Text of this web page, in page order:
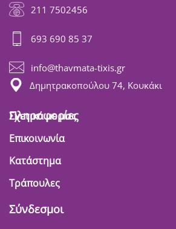
211 7502456
693 690 85 37
info@thavmata-tixis.gr
Δημητρακοπούλου 74, Κουκάκι
Πληροφορίες
Σχετικά με μας
Επικοινωνία
Κατάστημα
Τράπουλες
Σύνδεσμοι